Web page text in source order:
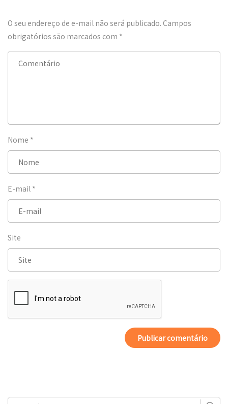
O seu endereço de e-mail não será publicado. Campos
obrigatórios são marcados com *
Nome *
E-mail *
Site